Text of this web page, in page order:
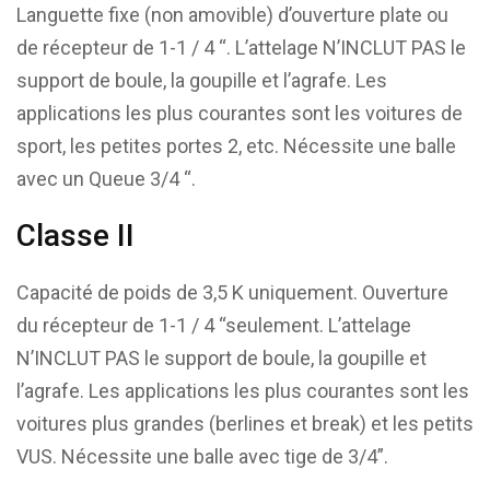
Languette fixe (non amovible) d’ouverture plate ou
de récepteur de 1-1 / 4 “. L’attelage N’INCLUT PAS le
support de boule, la goupille et l’agrafe. Les
applications les plus courantes sont les voitures de
sport, les petites portes 2, etc. Nécessite une balle
avec un Queue 3/4 “.
Classe II
Capacité de poids de 3,5 K uniquement. Ouverture
du récepteur de 1-1 / 4 “seulement. L’attelage
N’INCLUT PAS le support de boule, la goupille et
l’agrafe. Les applications les plus courantes sont les
voitures plus grandes (berlines et break) et les petits
VUS. Nécessite une balle avec tige de 3/4”.